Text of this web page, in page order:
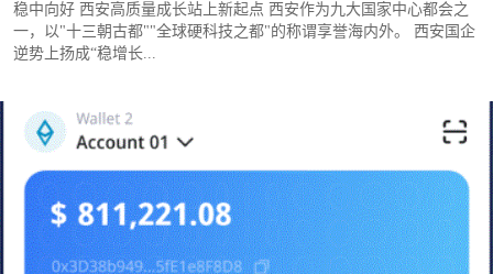
稳中向好 西安高质量成长站上新起点 西安作为九大国家中心都会之
一，以"十三朝古都""全球硬科技之都"的称谓享誉海内外。 西安国企
逆势上扬成“稳增长...